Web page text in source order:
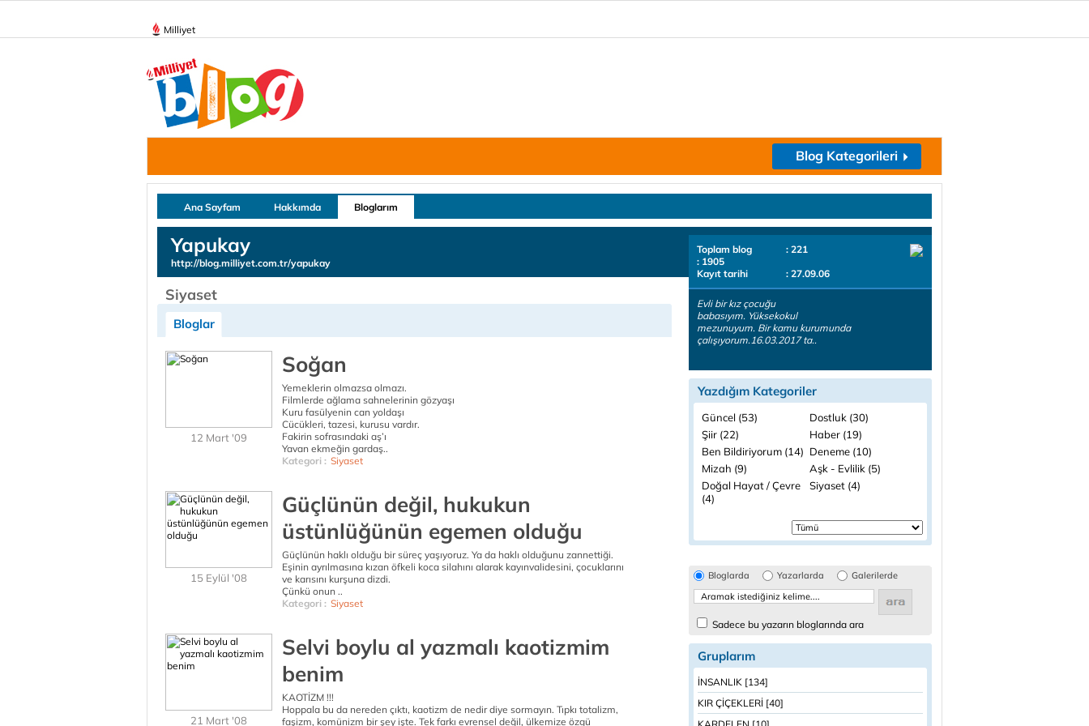
Milliyet
Blog Kategorileri
Ana Sayfam Hakkımda Bloglarım
Yapukay
http://blog.milliyet.com.tr/yapukay
Siyaset
Bloglar
12 Mart '09
Soğan
Yemeklerin olmazsa olmazı.
Filmlerde ağlama sahnelerinin gözyaşı
Kuru fasülyenin can yoldaşı
Cücükleri, tazesi, kurusu vardır.
Fakirin sofrasındaki aş’ı
Yavan ekmeğin gardaş..
Kategori : Siyaset
15 Eylül '08
Güçlünün değil, hukukun
üstünlüğünün egemen olduğu
Güçlünün haklı olduğu bir süreç yaşıyoruz. Ya da haklı olduğunu zannettiği.
Eşinin ayrılmasına kızan öfkeli koca silahını alarak kayınvalidesini, çocuklarını
ve karısını kurşuna dizdi.
Çünkü onun ..
Kategori : Siyaset
21 Mart '08
Selvi boylu al yazmalı kaotizmim
benim
KAOTİZM !!!
Hoppala bu da nereden çıktı, kaotizm de nedir diye sormayın. Tıpkı totalizm,
faşizm, komünizm bir şey işte. Tek farkı evrensel değil, ülkemize özgü
Toplam blog
: 221
: 1905
Kayıt tarihi
: 27.09.06
Evli bir kız çocuğu
babasıyım. Yüksekokul
mezunuyum. Bir kamu kurumunda
çalışıyorum.16.03.2017 ta..
Yazdığım Kategoriler
Güncel (53)
Dostluk (30)
Şiir (22)
Haber (19)
Ben Bildiriyorum (14) Deneme (10)
Mizah (9)
Aşk - Evlilik (5)
Doğal Hayat / Çevre
(4)
Siyaset (4)
Bloglarda Yazarlarda Galerilerde
Sadece bu yazarın bloglarında ara
Gruplarım
İNSANLIK [134]
KIR ÇİÇEKLERİ [40]